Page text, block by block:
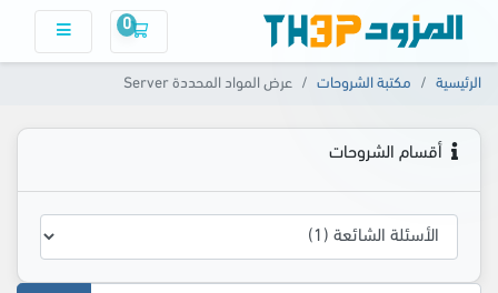
0
سلة التسوق
الرئيسية مكتبة الشروحات عرض المواد المحددة Server
أقسام الشروحات